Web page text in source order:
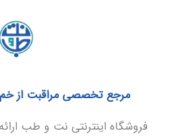
مرجع تخصصی مراقبت از
فروشگاه اینترنتی نت و طب